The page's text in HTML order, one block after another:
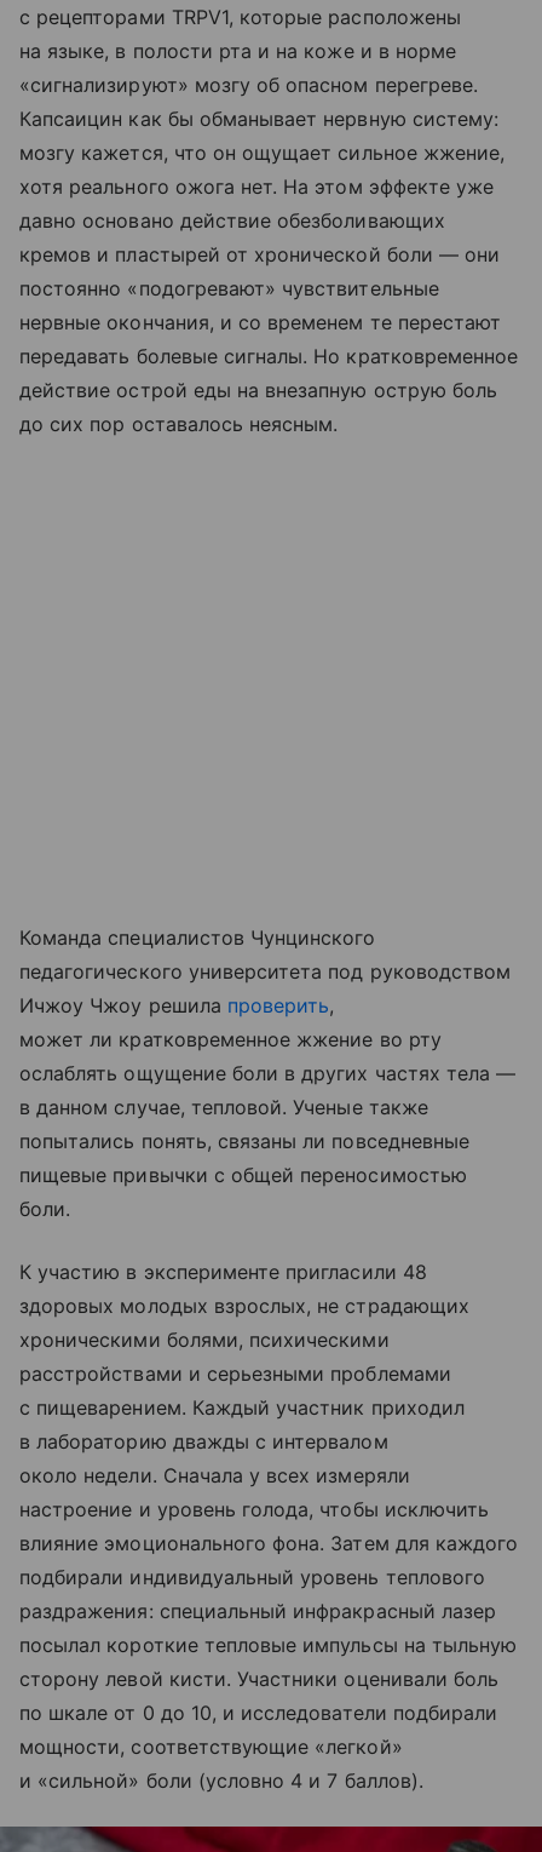
с рецепторами TRPV1, которые расположены
на языке, в полости рта и на коже и в норме
«сигнализируют» мозгу об опасном перегреве.
Капсаицин как бы обманывает нервную систему:
мозгу кажется, что он ощущает сильное жжение,
хотя реального ожога нет. На этом эффекте уже
давно основано действие обезболивающих
кремов и пластырей от хронической боли — они
постоянно «подогревают» чувствительные
нервные окончания, и со временем те перестают
передавать болевые сигналы. Но кратковременное
действие острой еды на внезапную острую боль
до сих пор оставалось неясным.
Команда специалистов Чунцинского
педагогического университета под руководством
Ичжоу Чжоу решила проверить,
может ли кратковременное жжение во рту
ослаблять ощущение боли в других частях тела —
в данном случае, тепловой. Ученые также
попытались понять, связаны ли повседневные
пищевые привычки с общей переносимостью
боли.
К участию в эксперименте пригласили 48
здоровых молодых взрослых, не страдающих
хроническими болями, психическими
расстройствами и серьезными проблемами
с пищеварением. Каждый участник приходил
в лабораторию дважды с интервалом
около недели. Сначала у всех измеряли
настроение и уровень голода, чтобы исключить
влияние эмоционального фона. Затем для каждого
подбирали индивидуальный уровень теплового
раздражения: специальный инфракрасный лазер
посылал короткие тепловые импульсы на тыльную
сторону левой кисти. Участники оценивали боль
по шкале от 0 до 10, и исследователи подбирали
мощности, соответствующие «легкой»
и «сильной» боли (условно 4 и 7 баллов).